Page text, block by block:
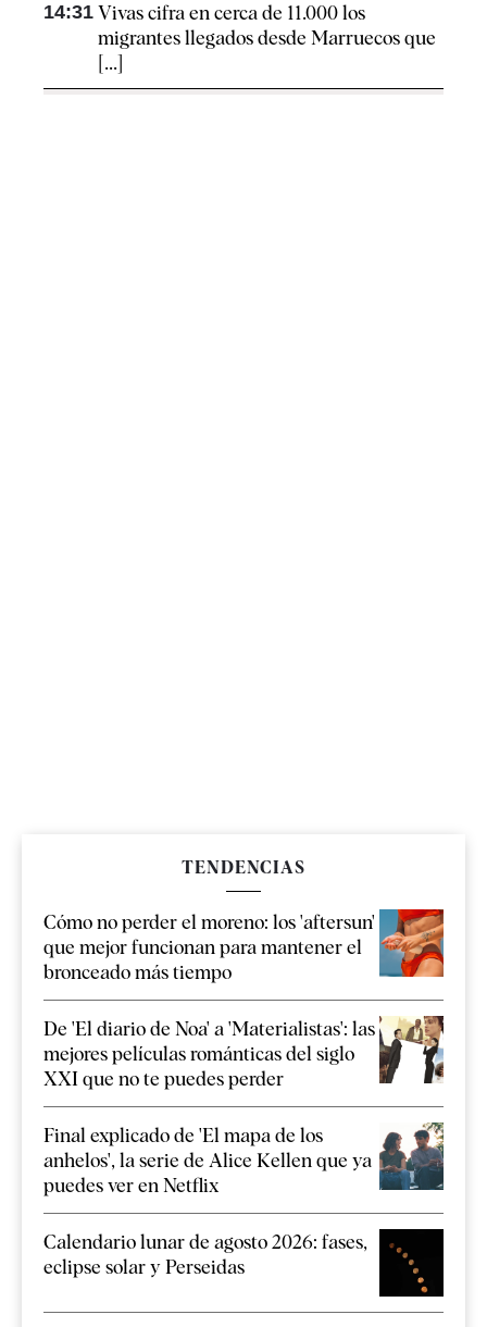
14:31 Vivas cifra en cerca de 11.000 los
migrantes llegados desde Marruecos que
[...]
TENDENCIAS
Cómo no perder el moreno: los 'aftersun'
que mejor funcionan para mantener el
bronceado más tiempo
De 'El diario de Noa' a 'Materialistas': las
mejores películas románticas del siglo
XXI que no te puedes perder
Final explicado de 'El mapa de los
anhelos', la serie de Alice Kellen que ya
puedes ver en Netflix
Calendario lunar de agosto 2026: fases,
eclipse solar y Perseidas